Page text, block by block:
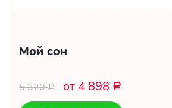
Мой сон
5 320Р от 4 898 Р